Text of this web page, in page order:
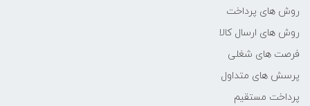
روش های پرداخت
روش های ارسال کالا
فرصت های شغلی
پرسش های متداول
پرداخت مستقیم